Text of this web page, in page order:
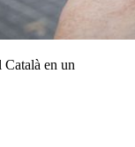
Català en un